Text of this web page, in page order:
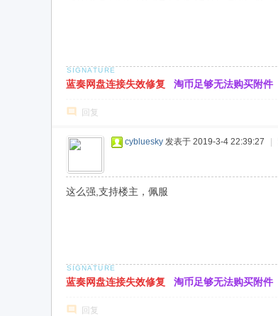
蓝奏网盘连接失效修复 淘币足够无法购买附件
回复
cybluesky 发表于 2019-3-4 22:39:27
这么强,支持楼主，佩服
蓝奏网盘连接失效修复 淘币足够无法购买附件
回复